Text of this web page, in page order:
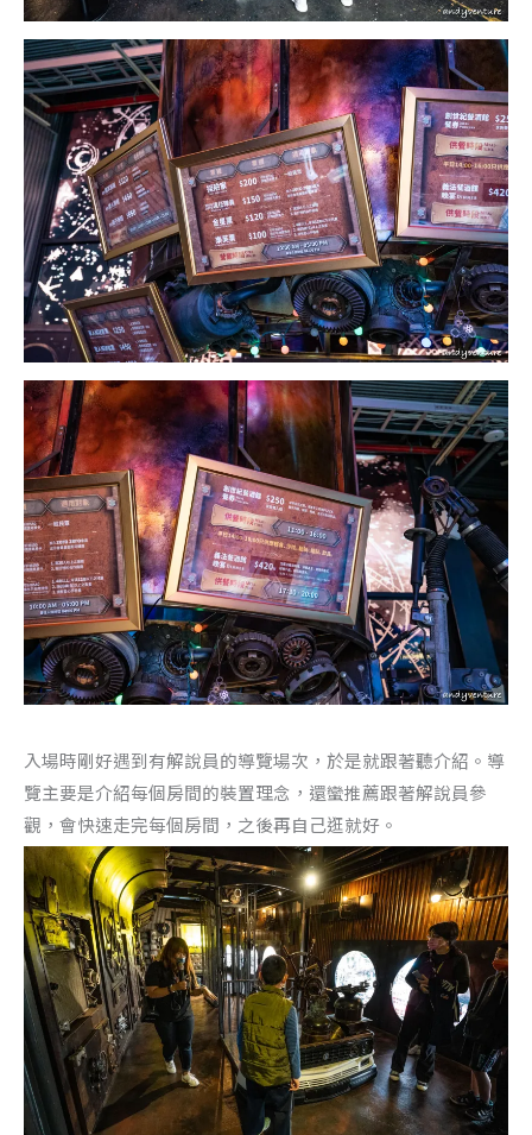
入場時剛好遇到有解說員的導覽場次，於是就跟著聽介紹。導
覽主要是介紹每個房間的裝置理念，還蠻推薦跟著解說員參
觀，會快速走完每個房間，之後再自己逛就好。